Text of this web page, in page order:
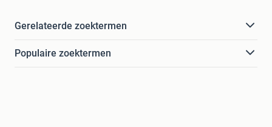
Gerelateerde zoektermen
Populaire zoektermen